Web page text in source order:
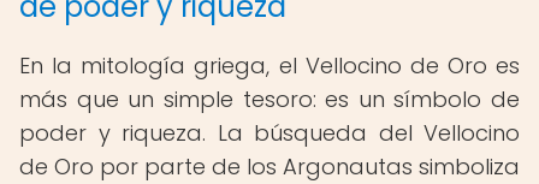
En la mitología griega, el Vellocino de Oro es
más que un simple tesoro: es un símbolo de
poder y riqueza. La búsqueda del Vellocino
de Oro por parte de los Argonautas simboliza